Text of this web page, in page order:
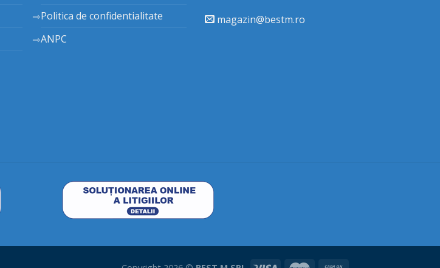
Politica de confidentialitate
ANPC
magazin@bestm.ro